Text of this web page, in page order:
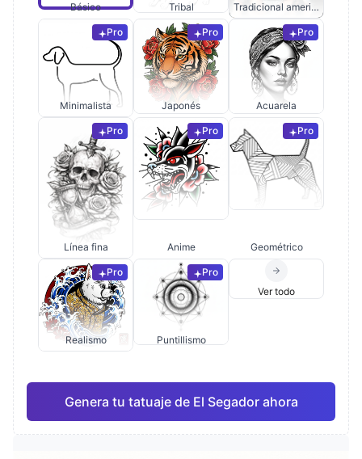
Básico Tribal Tradicional americano
Pro
Minimalista
Pro
Japonés
Pro
Acuarela
Pro
Línea fina
Pro
Anime
Pro
Geométrico
Pro
Realismo
Pro
Puntillismo
Ver todo
Genera tu tatuaje de El Segador ahora